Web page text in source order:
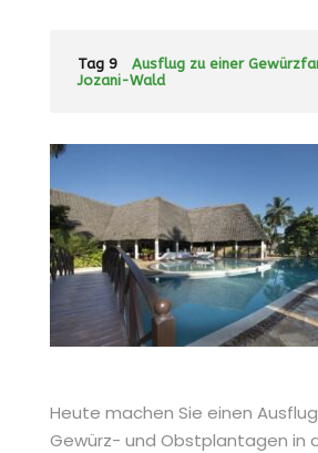
Tag 9
Ausflug zu einer
Jozani-Wald
Heute machen Sie einen
Gewürz- und Obstplantagen in